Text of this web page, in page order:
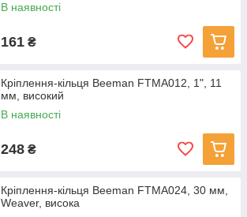
В наявності
161 ₴
Кріплення-кільця Beeman FTMA012, 1", 11
мм, високий
В наявності
248 ₴
Кріплення-кільця Beeman FTMA024, 30 мм,
Weaver, висока